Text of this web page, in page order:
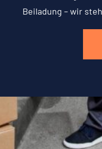
Beiladung – wir